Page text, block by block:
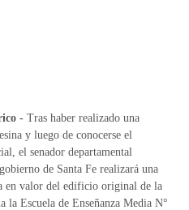
- Tras haber realizado una
y luego de conocerse el
el senador departamental
de Santa Fe realizará una
en valor del edificio original de la
Escuela de Enseñanza Media N°